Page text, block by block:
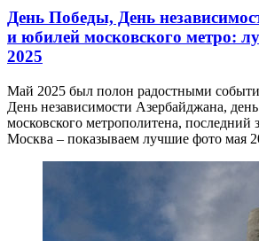
День Победы, День
и юбилей московского метро:
2025
Май 2025 был полон радостными
День независимости Азербайджана,
московского метрополитена, последний
Москва – показываем лучшие фото мая